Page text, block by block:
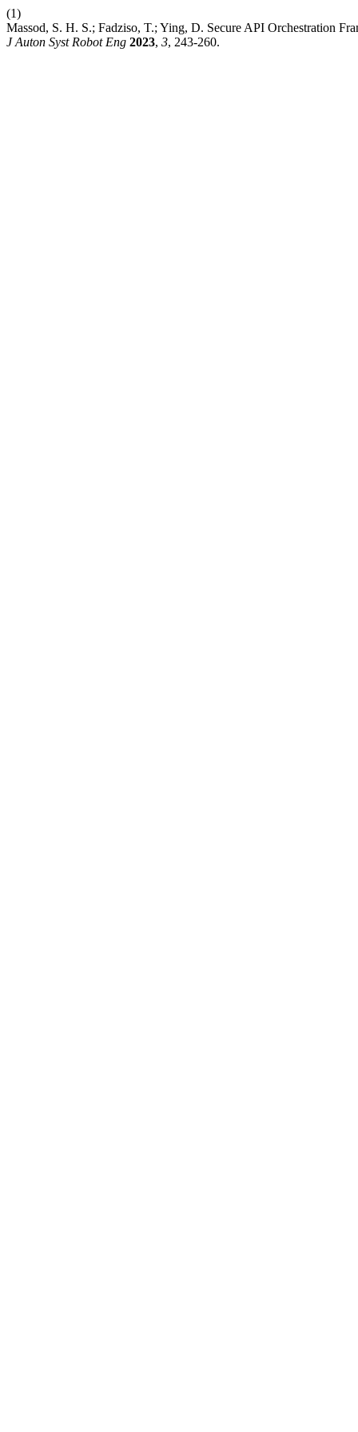
(1)
Massod, S. H. S.; Fadziso, T.; Ying, D. Secure API Orchestration
J Auton Syst Robot Eng 2023, 3, 243-260.